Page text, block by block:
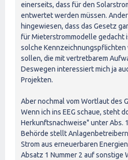
einerseits, dass für den
entwertet werden müssen.
hingewiesen, dass das Gesetz
für Mieterstrommodelle gedacht
solche Kennzeichnungspflichten
sollen, die mit vertretbarem
Deswegen interessiert mich ja
Projekten.
Aber nochmal vom Wortlaut des
Wenn ich ins EEG schaue, steht
Herkunftsnachweise" unter Abs.
Behörde stellt
Strom aus erneuerbaren
Absatz 1 Nummer 2 auf sonstige